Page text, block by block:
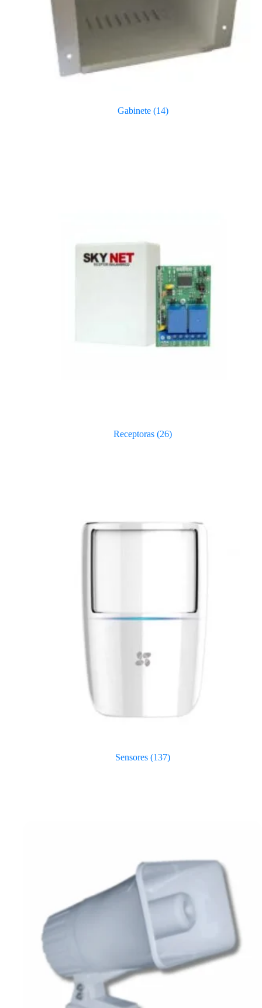
Gabinete (14)
Receptoras (26)
Sensores (137)